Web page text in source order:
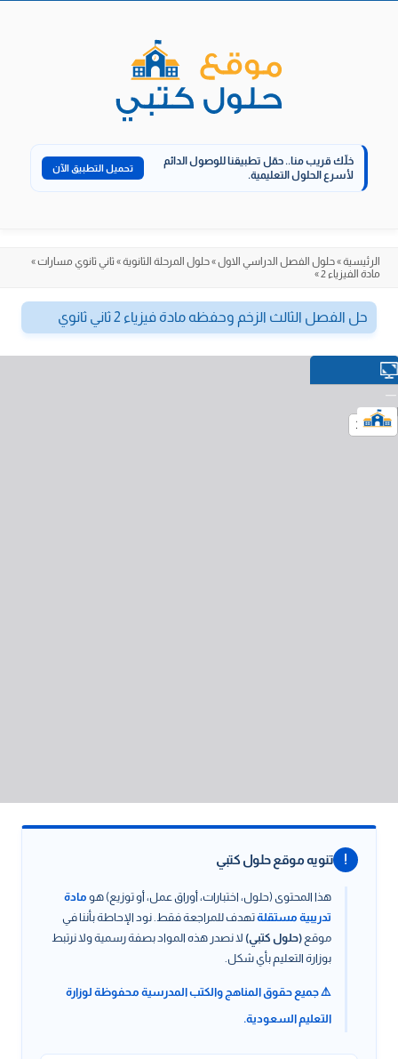
خلّك قريب منا.. حمّل تطبيقنا للوصول الدائم
لأسرع الحلول التعليمية.
تحميل التطبيق الآن
الرئيسية»حلول الفصل الدراسي الاول»حلول المرحلة الثانوية» ثاني ثانوي مسارات»
مادة الفيزياء 2
»
حل الفصل الثالث الزخم وحفظه مادة فيزياء 2 ثاني ثانوي
! تنويه موقع حلول كتبي
هذا المحتوى (حلول، اختبارات، أوراق عمل، أو توزيع) هو مادة
تدريبية مستقلةتهدف للمراجعة فقط. نود الإحاطة بأننا في
موقع (حلول كتبي) لا نصدر هذه المواد بصفة رسمية ولا نرتبط
بوزارة التعليم بأي شكل.
⚠️ جميع حقوق المناهج والكتب المدرسية محفوظة لوزارة
التعليم السعودية.